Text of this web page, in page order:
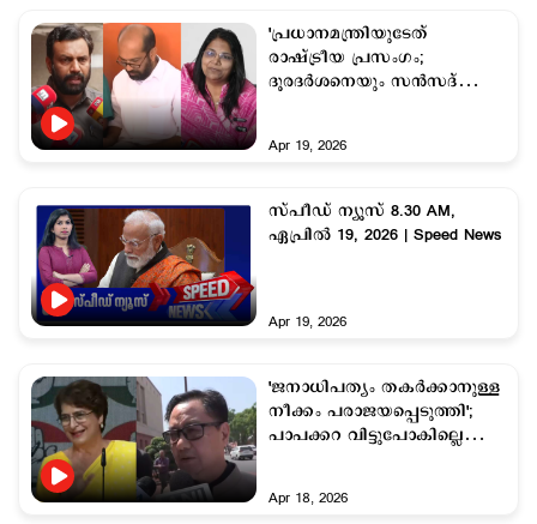
'പ്രധാനമന്ത്രിയുടേത്
രാഷ്ട്രീയ പ്രസംഗം;
ദൂരദര്‍ശനെയും സന്‍സദ്
Apr 19, 2026
സ്പീഡ് ന്യൂസ് 8.30 AM,
ഏപ്രില്‍ 19, 2026 | Speed News
Apr 19, 2026
'ജനാധിപത്യം തകര്‍ക്കാനുള്ള
നീക്കം പരാജയപ്പെടുത്തി';
പാപക്കറ വിട്ടുപോകില്ലെന്ന്
Apr 18, 2026